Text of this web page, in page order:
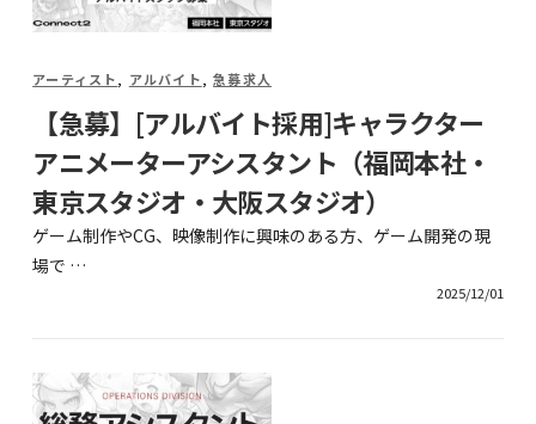
アーティスト, アルバイト,急募求人
【急募】[アルバイト採用]キャラクター
アニメーターアシスタント（福岡本社・
東京スタジオ・大阪スタジオ）
ゲーム制作やCG、映像制作に興味のある方、ゲーム開発の現
場で …
2025/12/01